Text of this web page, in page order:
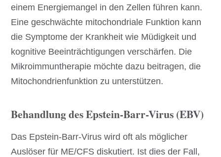
einem Energiemangel in den Zellen führen kann.
Eine geschwächte mitochondriale Funktion kann
die Symptome der Krankheit wie Müdigkeit und
kognitive Beeinträchtigungen verschärfen. Die
Mikroimmuntherapie möchte dazu beitragen, die
Mitochondrienfunktion zu unterstützen.
Behandlung des Epstein-Barr-Virus (EBV)
Das Epstein-Barr-Virus wird oft als möglicher
Auslöser für ME/CFS diskutiert. Ist dies der Fall,